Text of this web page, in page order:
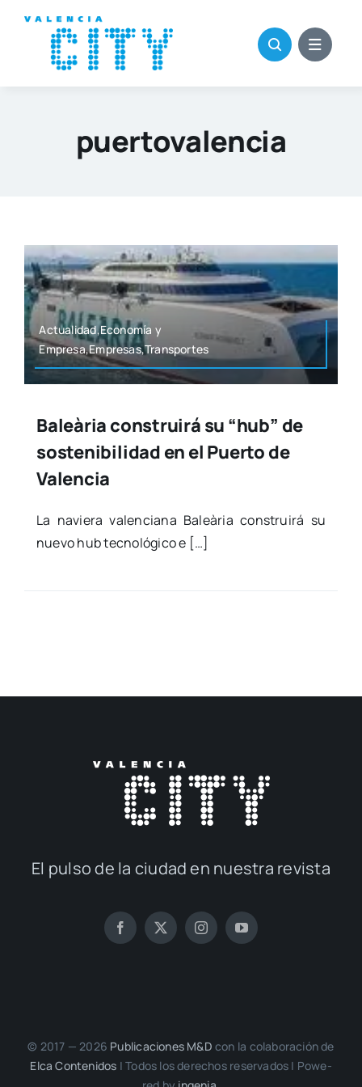
contenido
puertovalencia
Actualidad,Economía y
Empresa,Empresas,Transportes
Baleària construirá su “hub” de
sostenibilidad en el Puerto de
Valencia
La navie­ra valen­cia­na Baleà­ria cons­trui­rá su
nue­vo hub tec­no­ló­gi­co e […]
El pul­so de la ciu­dad en nues­tra revis­ta
© 2017 — 2026 Publi­ca­cio­nes M&D con la cola­bo­ra­ción de
Elca Con­te­ni­dos | Todos los dere­chos reser­va­dos | Powe­